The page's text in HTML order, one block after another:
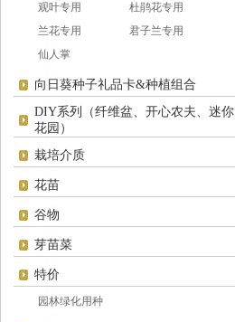
观叶专用
杜鹃花专用
兰花专用
君子兰专用
仙人掌
向日葵种子礼品卡&种植组合
DIY系列（纤维盆、开心农夫、迷你
花园）
栽培介质
花苗
谷物
芽苗菜
特价
园林绿化用种